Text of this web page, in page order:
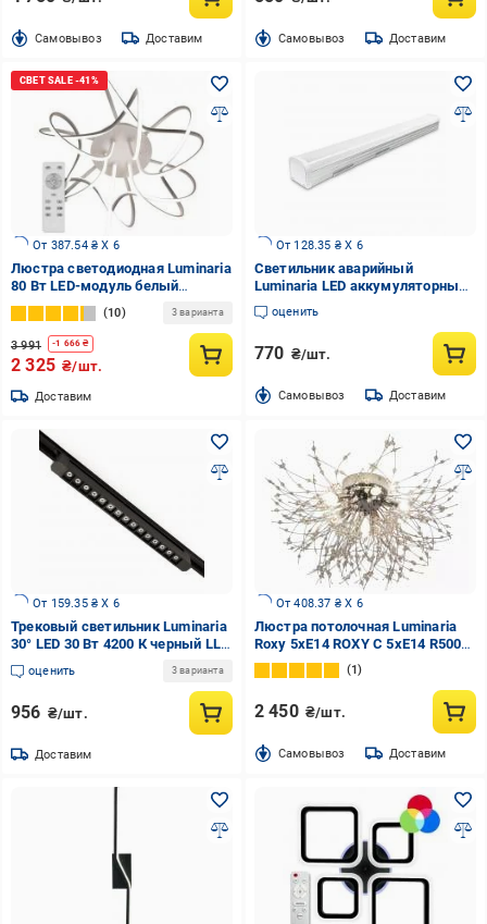
Cамовывоз Доставим Cамовывоз Доставим
От 387.54 ₴ X 6
Люстра светодиодная Luminaria
80 Вт LED-модуль белый
матовый LIANA MUSE 80W
WHITE
10 3 варианта
3 991 -1 666 ₴
2 325 ₴/шт.
Доставим
От 128.35 ₴ X 6
Светильник аварийный
Luminaria LED аккумуляторный
30 Вт белый QUANTO-30W/18W
оценить
770 ₴/шт.
Cамовывоз Доставим
От 159.35 ₴ X 6
Трековый светильник Luminaria
30° LED 30 Вт 4200 К черный LLT
30W BLACK
оценить 3 варианта
956 ₴/шт.
Доставим
От 408.37 ₴ X 6
Люстра потолочная Luminaria
Roxy 5xE14 ROXY C 5xE14 R500
CHROME
1
2 450 ₴/шт.
Cамовывоз Доставим